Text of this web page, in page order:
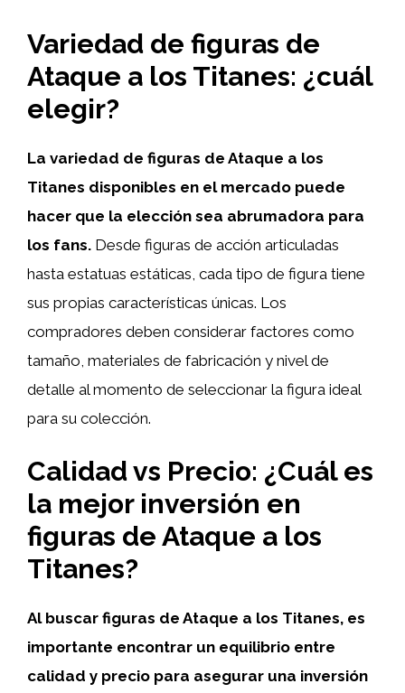
Variedad de figuras de
Ataque a los Titanes: ¿cuál
elegir?
La variedad de figuras de Ataque a los
Titanes disponibles en el mercado puede
hacer que la elección sea abrumadora para
los fans. Desde figuras de acción articuladas
hasta estatuas estáticas, cada tipo de figura tiene
sus propias características únicas. Los
compradores deben considerar factores como
tamaño, materiales de fabricación y nivel de
detalle al momento de seleccionar la figura ideal
para su colección.
Calidad vs Precio: ¿Cuál es
la mejor inversión en
figuras de Ataque a los
Titanes?
Al buscar figuras de Ataque a los Titanes, es
importante encontrar un equilibrio entre
calidad y precio para asegurar una inversión